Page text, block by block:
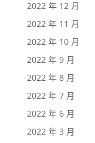
2022 年 12 月
2022 年 11 月
2022 年 10 月
2022 年 9 月
2022 年 8 月
2022 年 7 月
2022 年 6 月
2022 年 3 月